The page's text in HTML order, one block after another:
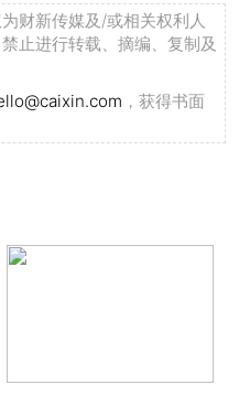
财新传媒及/或相关权利人
止进行转载、摘编、复制及
，获得书面